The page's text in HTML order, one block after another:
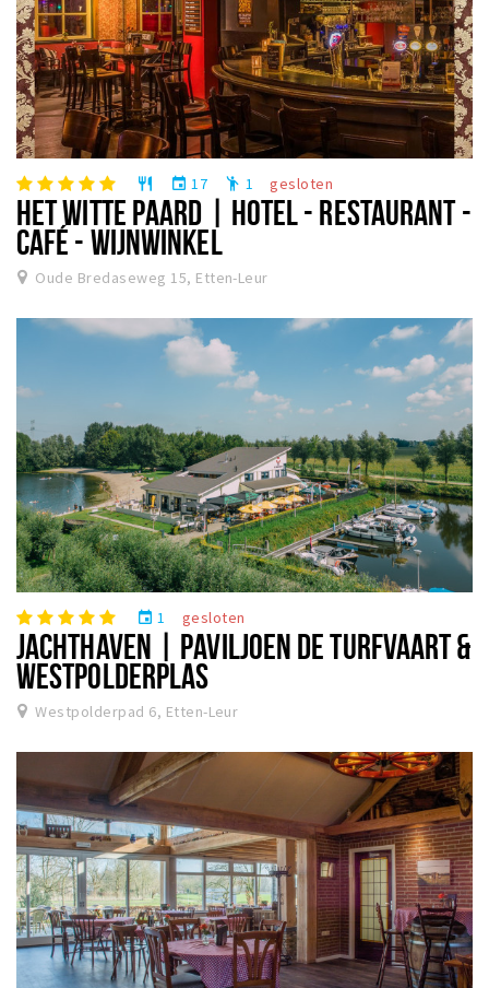
restaurant event 17 emoji_people 1 gesloten
HET WITTE PAARD | HOTEL - RESTAURANT -
CAFÉ - WIJNWINKEL
Oude Bredaseweg 15, Etten-Leur
event 1 gesloten
JACHTHAVEN | PAVILJOEN DE TURFVAART &
WESTPOLDERPLAS
Westpolderpad 6, Etten-Leur